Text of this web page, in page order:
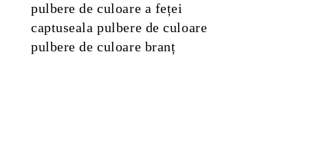
pulbere de culoare a feței
captuseala pulbere de culoare
pulbere de culoare branț